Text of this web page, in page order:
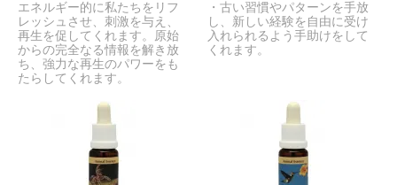
エネルギー的に私たちをリフ
レッシュさせ、刺激を与え、
再生を促してくれます。原始
からの完全なる情報を解き放
ち、強力な再生のパワーをも
たらしてくれます。
・古い習慣やパターンを手放
し、新しい経験を自由に受け
入れられるよう手助けをして
くれます。